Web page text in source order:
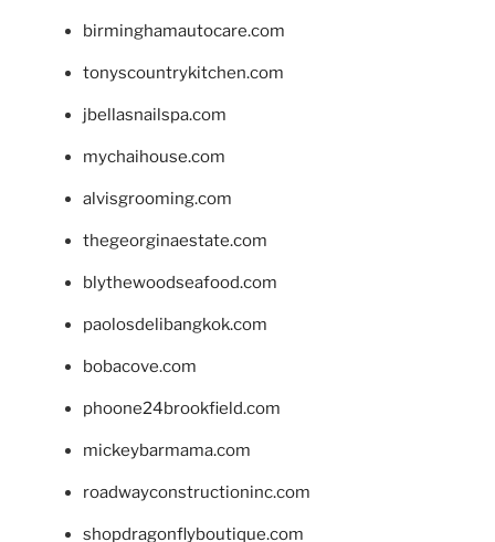
birminghamautocare.com
tonyscountrykitchen.com
jbellasnailspa.com
mychaihouse.com
alvisgrooming.com
thegeorginaestate.com
blythewoodseafood.com
paolosdelibangkok.com
bobacove.com
phoone24brookfield.com
mickeybarmama.com
roadwayconstructioninc.com
shopdragonflyboutique.com